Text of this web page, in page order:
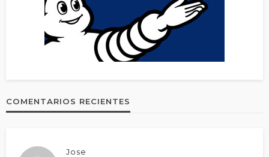
COMENTARIOS RECIENTES
Jose